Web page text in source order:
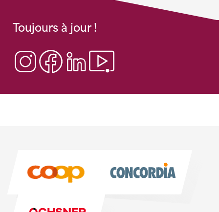
Toujours à jour !